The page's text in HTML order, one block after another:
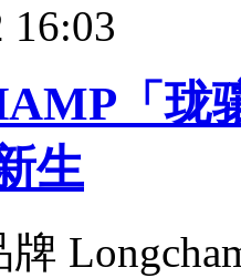
16:03
「珑
生